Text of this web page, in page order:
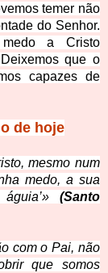
temer não
do Senhor.
medo a Cristo
que o
capazes de
de hoje
mesmo num
medo, a sua
(Santo
com o Pai, não
que somos